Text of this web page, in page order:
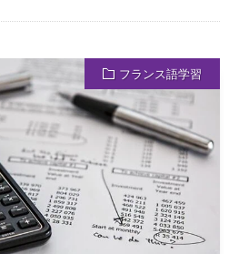
フランス語学習